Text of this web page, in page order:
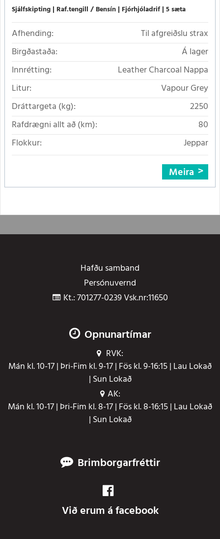
Sjálfskipting Raf.tengill / Bensín Fjórhjóladrif 5 sæta
Afhending:
Til afgreiðslu strax
Birgðastaða:
Á lager
Innrétting:
Leather Charcoal Nappa
Litur:
Vapour Grey
Dráttargeta (kg):
2250
Rafdrægni allt að (km):
80
Flokkur:
Jeppar
Meira
Hafðu samband
Persónuvernd
Kt.: 701277-0239 Vsk.nr:11650
Opnunartímar
RVK:
Mán kl. 10-17 | Þri-Fim kl. 9-17 | Fös kl. 9-16:15 | Lau Lokað
| Sun Lokað
AK:
Mán kl. 10-17 | Þri-Fim kl. 8-17 | Fös kl. 8-16:15 | Lau Lokað
| Sun Lokað
Brimborgarfréttir
Við erum á facebook